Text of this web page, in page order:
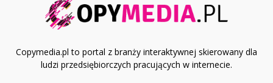
Copymedia.pl to portal z branży interaktywnej skierowany dla
ludzi przedsiębiorczych pracujących w internecie.